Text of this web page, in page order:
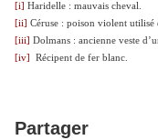
[i] Haridelle : mauvais cheval.
[ii] Céruse : poison violent utilisé
[iii] Dolmans : ancienne veste
[iv]
Récipent de fer blanc.
Partager